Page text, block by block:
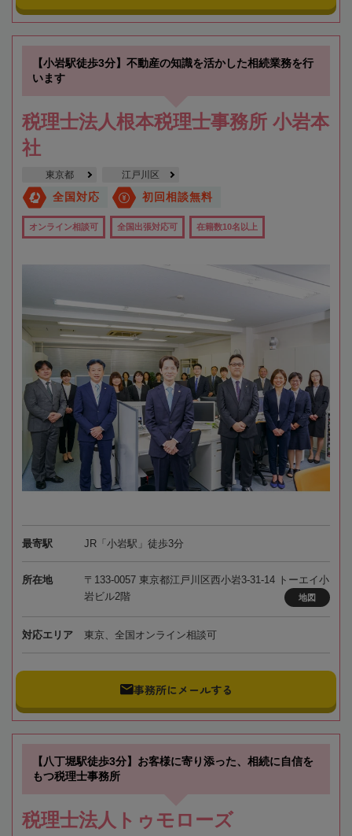
【小岩駅徒歩3分】不動産の知識を活かした相続業務を行
います
税理士法人根本税理士事務所 小岩本
社
東京都 江戸川区
全国対応 初回相談無料
オンライン相談可 全国出張対応可 在籍数10名以上
最寄駅 JR「小岩駅」徒歩3分
所在地
〒133-0057 東京都江戸川区西小岩3-31-14 トーエイ小
岩ビル2階
地図
対応エリア 東京、全国オンライン相談可
事務所にメールする
【八丁堀駅徒歩3分】お客様に寄り添った、相続に自信を
もつ税理士事務所
税理士法人トゥモローズ